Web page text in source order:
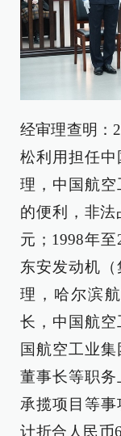
经审理查明：
松利用担任
理，中国航空
的便利，非法
元；1998年
东安发动机
理，哈尔滨
长，中国航空
国航空工业集
董事长等职务
承揽项目等
计折合人民币